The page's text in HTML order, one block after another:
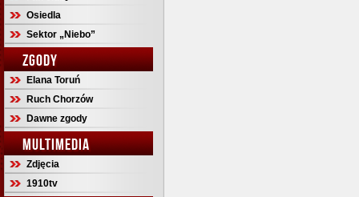
Osiedla
Sektor „Niebo”
ZGODY
Elana Toruń
Ruch Chorzów
Dawne zgody
MULTIMEDIA
Zdjęcia
1910tv